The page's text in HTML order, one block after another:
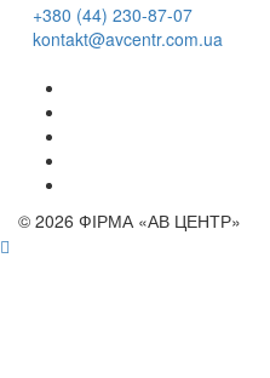
+380 (44) 230-87-07
kontakt@avcentr.com.ua
© 2026 ФІРМА «АВ ЦЕНТР»